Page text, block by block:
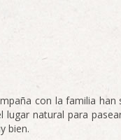
con la familia
natural para
bien.